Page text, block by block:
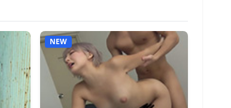
NEW